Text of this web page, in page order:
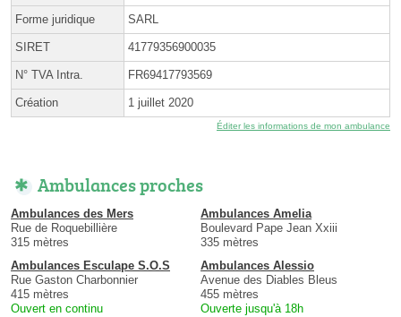
Forme juridique SARL
SIRET 41779356900035
N° TVA Intra. FR69417793569
Création 1 juillet 2020
Éditer les informations de mon ambulance
Ambulances proches
Ambulances des Mers
Rue de Roquebillière
315 mètres
Ambulances Amelia
Boulevard Pape Jean Xxiii
335 mètres
Ambulances Esculape S.O.S
Rue Gaston Charbonnier
415 mètres
Ouvert en continu
Ambulances Alessio
Avenue des Diables Bleus
455 mètres
Ouverte jusqu'à 18h